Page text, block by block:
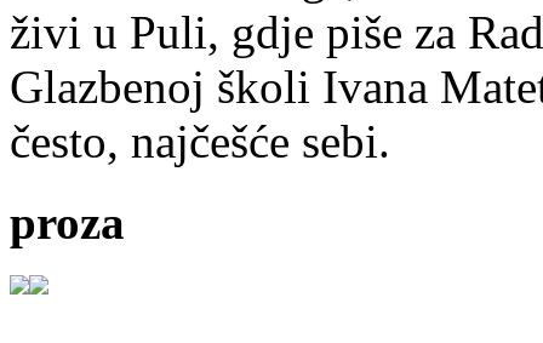
živi u Puli, gdje piše za
Glazbenoj školi Ivana
često, najčešće sebi.
proza